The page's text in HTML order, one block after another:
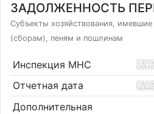
ЗАДОЛЖЕННОСТЬ
Субъекты хозяйствования,
(сборам), пеням и пошлинам
Инспекция МНС
Отчетная дата
Дополнительная